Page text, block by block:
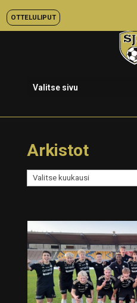
OTTELULIPUT
Valitse sivu
Arkistot
Arkistot